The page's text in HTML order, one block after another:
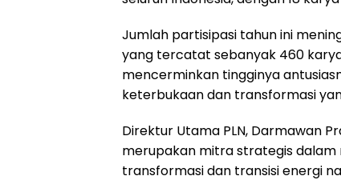
Jumlah partisipasi tahun ini
yang tercatat sebanyak 460
mencerminkan tingginya
keterbukaan dan transformasi
Direktur Utama PLN, Darmawan
merupakan mitra strategis
transformasi dan transisi energi